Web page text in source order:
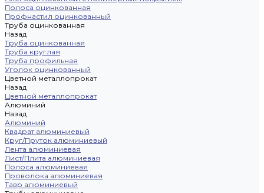
Полоса оцинкованная
Профнастил оцинкованный
Труба оцинкованная
Назад
Труба оцинкованная
Труба круглая
Труба профильная
Уголок оцинкованный
Цветной металлопрокат
Назад
Цветной металлопрокат
Алюминий
Назад
Алюминий
Квадрат алюминиевый
Круг/Пруток алюминиевый
Лента алюминиевая
Лист/Плита алюминиевая
Полоса алюминиевая
Проволока алюминиевая
Тавр алюминиевый